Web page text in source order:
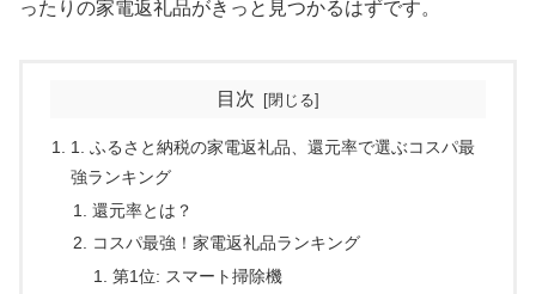
ったりの家電返礼品がきっと見つかるはずです。
目次
1. ふるさと納税の家電返礼品、還元率で選ぶコスパ最
強ランキング
還元率とは？
コスパ最強！家電返礼品ランキング
第1位: スマート掃除機